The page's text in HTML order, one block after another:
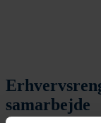
samarbejde